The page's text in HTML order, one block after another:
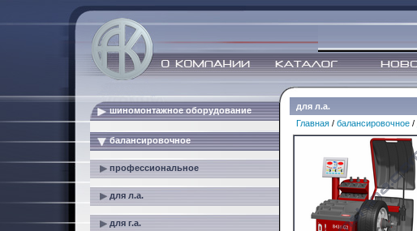
шиномонтажное оборудование
балансировочное
профессиональное
для л.а.
для г.а.
для л.а.
Главная / балансировочное /